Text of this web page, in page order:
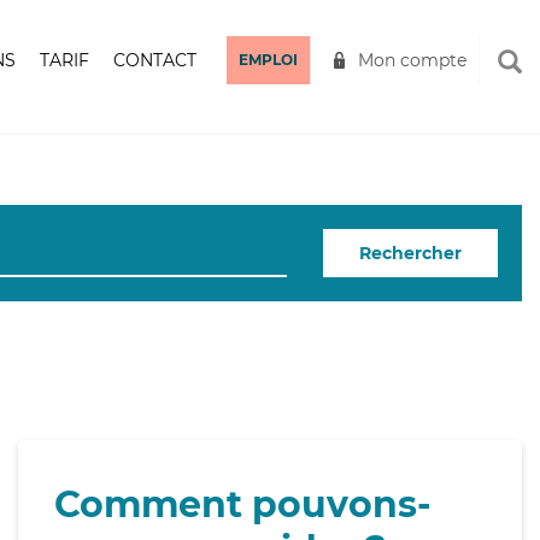
TARIF CONTACT EMPLOI Mon compte
Rechercher
Comment pouvons-